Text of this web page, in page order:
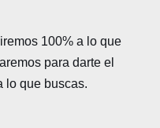
100% a lo que
para darte el
lo que buscas.